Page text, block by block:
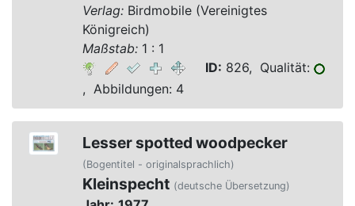
Verlag:Birdmobile (Vereinigtes
Königreich)
Maßstab:1 : 1
ID: 826, Qualität:
, Abbildungen: 4
Lesser spotted woodpecker
(Bogentitel - originalsprachlich)
Kleinspecht (deutsche Übersetzung)